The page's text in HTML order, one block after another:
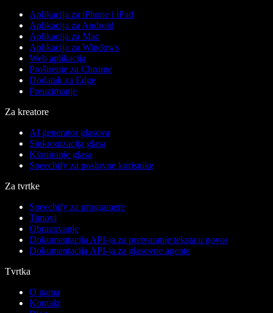
Aplikacija za iPhone i iPad
Aplikacija za Android
Aplikacija za Mac
Aplikacija za Windows
Web aplikacija
Proširenje za Chrome
Dodatak za Edge
Preuzimanje
Za kreatore
AI generator glasova
Sinkronizacija glasa
Kloniranje glasa
Speechify za poslovne korisnike
Za tvrtke
Speechify za programere
Timovi
Obrazovanje
Dokumentacija API-ja za pretvaranje teksta u govor
Dokumentacija API-ja za glasovne agente
Tvrtka
O nama
Kontakt